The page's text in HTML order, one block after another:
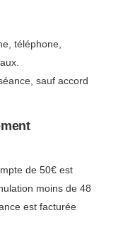
téléphone,
sauf accord
de 50€ est
moins de 48
est facturée